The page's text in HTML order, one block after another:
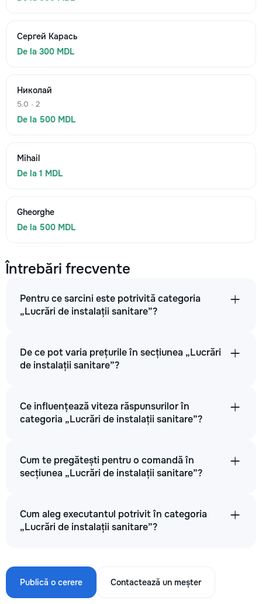
Сергей Карась
De la 300 MDL
Николай
5.0 · 2
De la 500 MDL
Mihail
De la 1 MDL
Gheorghe
De la 500 MDL
Întrebări frecvente
Pentru ce sarcini este potrivită categoria
„Lucrări de instalații sanitare”?
De ce pot varia prețurile în secțiunea „Lucrări
de instalații sanitare”?
Ce influențează viteza răspunsurilor în
categoria „Lucrări de instalații sanitare”?
Cum te pregătești pentru o comandă în
secțiunea „Lucrări de instalații sanitare”?
Cum aleg executantul potrivit în categoria
„Lucrări de instalații sanitare”?
Publică o cerere Contactează un meșter